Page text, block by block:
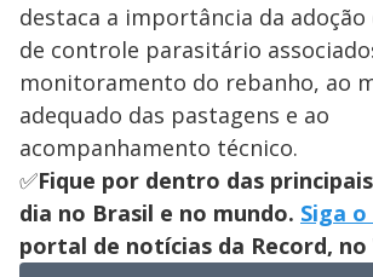
destaca a importância da
de controle parasitário
monitoramento do rebanho, ao
adequado das pastagens e ao
acompanhamento técnico.
✅Fique por dentro das
dia no Brasil e no mundo. Siga
portal de notícias da Record, no